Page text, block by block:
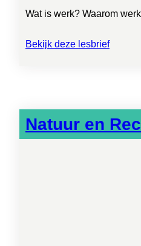
Wat is werk? Waarom
Bekijk deze lesbrief
Natuur en